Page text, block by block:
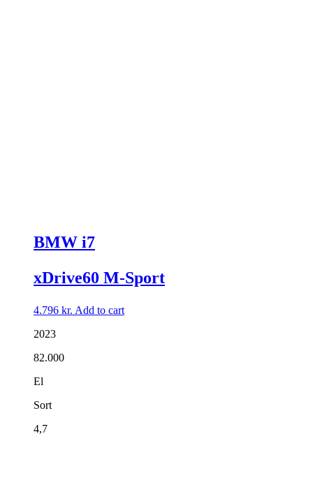
BMW i7
xDrive60 M-Sport
4.796 kr. Add to cart
2023
82.000
El
Sort
4,7